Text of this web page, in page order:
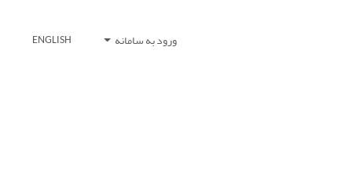
ورود به سامانه ENGLISH